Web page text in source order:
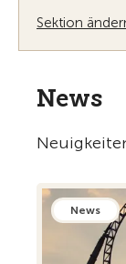
Sektion
News
News